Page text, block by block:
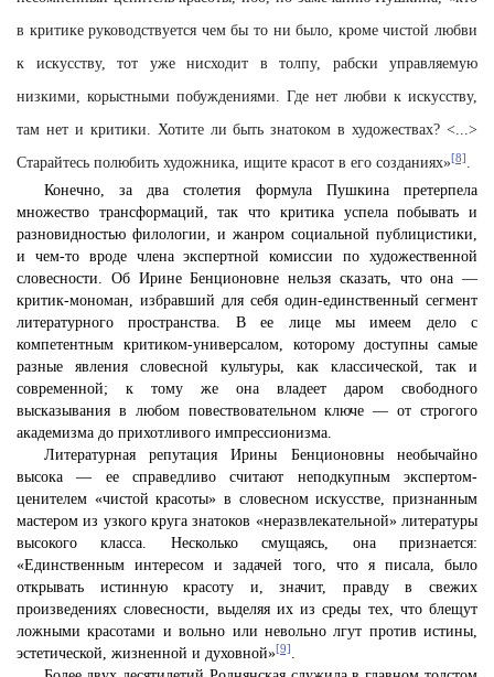
в критике руководствуется чем бы то ни было, кроме чистой любви
к искусству, тот уже нисходит в толпу, рабски управляемую
низкими, корыстными побуждениями. Где нет любви к искусству,
там нет и критики. Хотите ли быть знатоком в художествах? <...>
Старайтесь полюбить художника, ищите красот в его созданиях»[8] .
Конечно, за два столетия формула Пушкина претерпела
множество трансформаций, так что критика успела побывать и
разновидностью филологии, и жанром социальной публицистики,
и чем-то вроде члена экспертной комиссии по художественной
словесности. Об Ирине Бенционовне нельзя сказать, что она —
критик-мономан, избравший для себя один-единственный сегмент
литературного пространства. В ее лице мы имеем дело с
компетентным критиком-универсалом, которому доступны самые
разные явления словесной культуры, как классической, так и
современной; к тому же она владеет даром свободного
высказывания в любом повествовательном ключе — от строгого
академизма до прихотливого импрессионизма.
Литературная репутация Ирины Бенционовны необычайно
высока — ее справедливо считают неподкупным экспертом-
ценителем «чистой красоты» в словесном искусстве, признанным
мастером из узкого круга знатоков «неразвлекательной» литературы
высокого класса. Несколько смущаясь, она признается:
«Единственным интересом и задачей того, что я писала, было
открывать истинную красоту и, значит, правду в свежих
произведениях словесности, выделяя их из среды тех, что блещут
ложными красотами и вольно или невольно лгут против истины,
эстетической, жизненной и духовной»[9] .